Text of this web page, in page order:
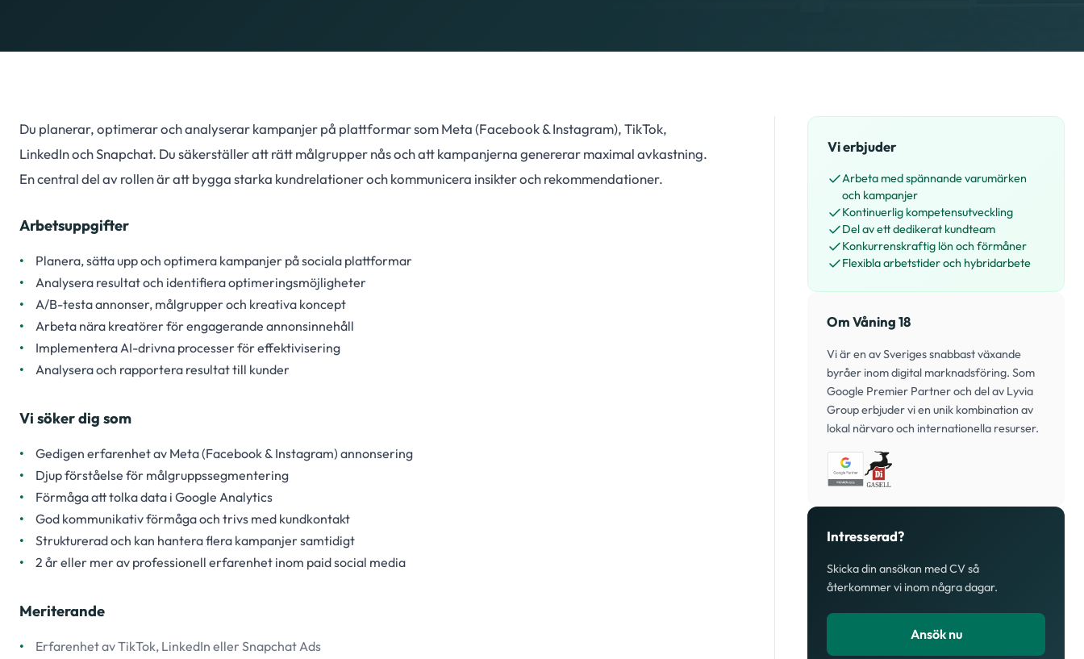
Du planerar, optimerar och analyserar kampanjer på plattformar som Meta (Facebook & Instagram), TikTok,
LinkedIn och Snapchat. Du säkerställer att rätt målgrupper nås och att kampanjerna genererar maximal avkastning.
En central del av rollen är att bygga starka kundrelationer och kommunicera insikter och rekommendationer.
Arbetsuppgifter
Planera, sätta upp och optimera kampanjer på sociala plattformar
Analysera resultat och identifiera optimeringsmöjligheter
A/B-testa annonser, målgrupper och kreativa koncept
Arbeta nära kreatörer för engagerande annonsinnehåll
Implementera AI-drivna processer för effektivisering
Analysera och rapportera resultat till kunder
Vi söker dig som
Gedigen erfarenhet av Meta (Facebook & Instagram) annonsering
Djup förståelse för målgruppssegmentering
Förmåga att tolka data i Google Analytics
God kommunikativ förmåga och trivs med kundkontakt
Strukturerad och kan hantera flera kampanjer samtidigt
2 år eller mer av professionell erfarenhet inom paid social media
Meriterande
Erfarenhet av TikTok, LinkedIn eller Snapchat Ads
Vi erbjuder
Arbeta med spännande varumärken
och kampanjer
Kontinuerlig kompetensutveckling
Del av ett dedikerat kundteam
Konkurrenskraftig lön och förmåner
Flexibla arbetstider och hybridarbete
Om Våning 18
Vi är en av Sveriges snabbast växande
byråer inom digital marknadsföring. Som
Google Premier Partner och del av Lyvia
Group erbjuder vi en unik kombination av
lokal närvaro och internationella resurser.
Intresserad?
Skicka din ansökan med CV så
återkommer vi inom några dagar.
Ansök nu